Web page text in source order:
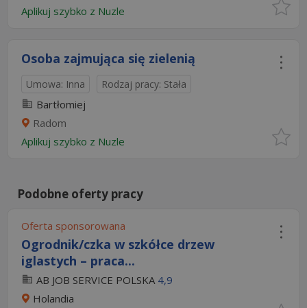
Aplikuj szybko z Nuzle
Osoba zajmująca się zielenią
Umowa: Inna Rodzaj pracy: Stała
Bartłomiej
Radom
Aplikuj szybko z Nuzle
Podobne oferty pracy
Oferta sponsorowana
Ogrodnik/czka w szkółce drzew
iglastych – praca...
AB JOB SERVICE POLSKA 4,9
Holandia